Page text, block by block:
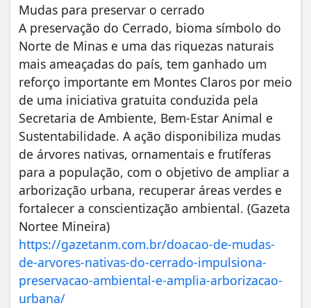
Mudas para preservar o cerrado
A preservação do Cerrado, bioma símbolo do
Norte de Minas e uma das riquezas naturais
mais ameaçadas do país, tem ganhado um
reforço importante em Montes Claros por meio
de uma iniciativa gratuita conduzida pela
Secretaria de Ambiente, Bem-Estar Animal e
Sustentabilidade. A ação disponibiliza mudas
de árvores nativas, ornamentais e frutíferas
para a população, com o objetivo de ampliar a
arborização urbana, recuperar áreas verdes e
fortalecer a conscientização ambiental. (Gazeta
Nortee Mineira)
https://gazetanm.com.br/doacao-de-mudas-
de-arvores-nativas-do-cerrado-impulsiona-
preservacao-ambiental-e-amplia-arborizacao-
urbana/